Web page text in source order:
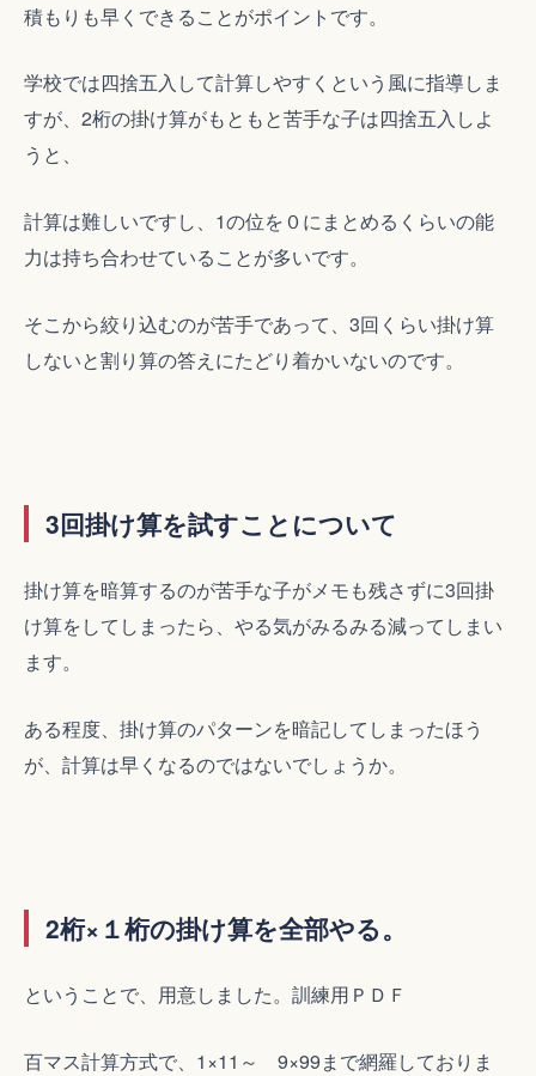
積もりも早くできることがポイントです。
学校では四捨五入して計算しやすくという風に指導しま
すが、2桁の掛け算がもともと苦手な子は四捨五入しよ
うと、
計算は難しいですし、1の位を０にまとめるくらいの能
力は持ち合わせていることが多いです。
そこから絞り込むのが苦手であって、3回くらい掛け算
しないと割り算の答えにたどり着かいないのです。
3回掛け算を試すことについて
掛け算を暗算するのが苦手な子がメモも残さずに3回掛
け算をしてしまったら、やる気がみるみる減ってしまい
ます。
ある程度、掛け算のパターンを暗記してしまったほう
が、計算は早くなるのではないでしょうか。
2桁×１桁の掛け算を全部やる。
ということで、用意しました。訓練用ＰＤＦ
百マス計算方式で、1×11～ 9×99まで網羅しておりま